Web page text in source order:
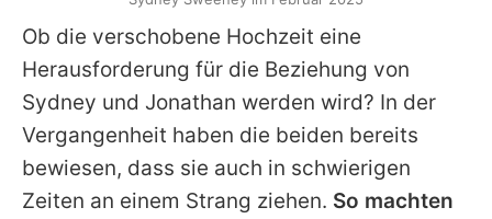
Ob die verschobene Hochzeit eine
Herausforderung für die Beziehung von
Sydney und Jonathan werden wird? In der
Vergangenheit haben die beiden bereits
bewiesen, dass sie auch in schwierigen
Zeiten an einem Strang ziehen. So machten